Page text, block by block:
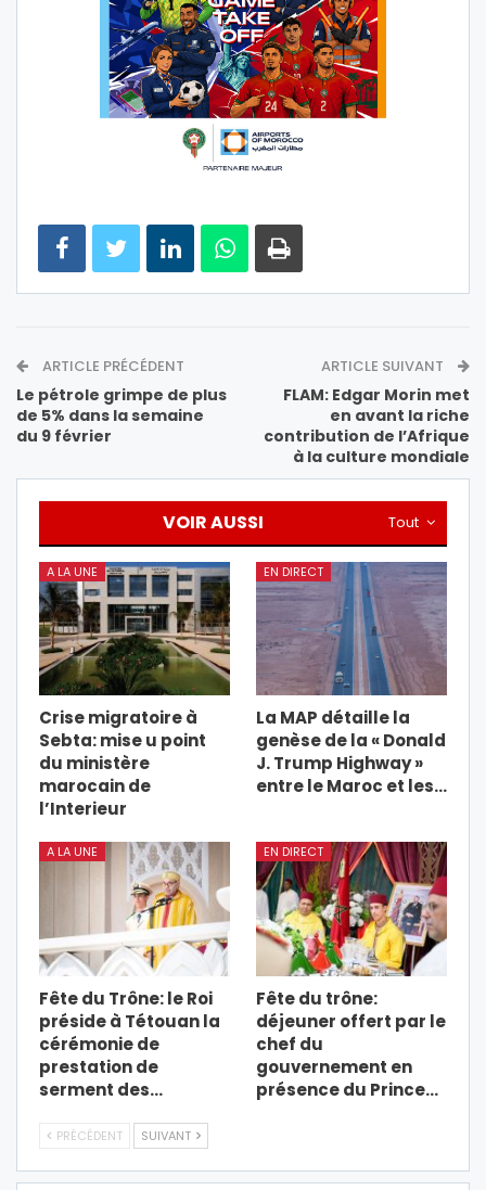
ARTICLE PRÉCÉDENT
Le pétrole grimpe de plus
de 5% dans la semaine
du 9 février
ARTICLE SUIVANT
FLAM: Edgar Morin met
en avant la riche
contribution de l’Afrique
à la culture mondiale
Tout
VOIR AUSSI
A LA UNE
Crise migratoire à
Sebta: mise u point
du ministère
marocain de
l’Interieur
EN DIRECT
La MAP détaille la
genèse de la « Donald
J. Trump Highway »
entre le Maroc et les…
A LA UNE
Fête du Trône: le Roi
préside à Tétouan la
cérémonie de
prestation de
serment des…
EN DIRECT
Fête du trône:
déjeuner offert par le
chef du
gouvernement en
présence du Prince…
PRÉCÉDENT SUIVANT